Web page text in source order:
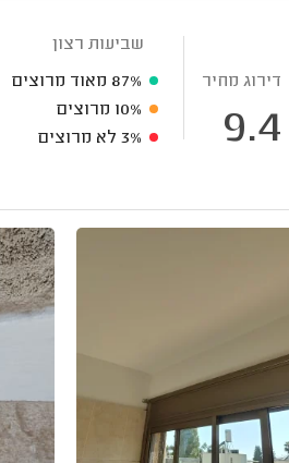
דירוג מחיר
9.4
שביעות רצון
87% מאוד מרוצים
10% מרוצים
3% לא מרוצים